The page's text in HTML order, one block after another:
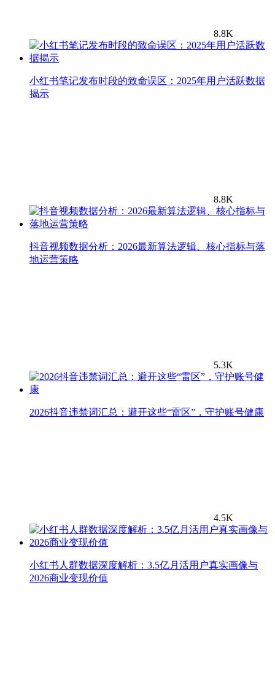
8.8K
小红书笔记发布时段的致命误区：2025年用户活跃数据
揭示
8.8K
抖音视频数据分析：2026最新算法逻辑、核心指标与落
地运营策略
5.3K
2026抖音违禁词汇总：避开这些“雷区”，守护账号健康
4.5K
小红书人群数据深度解析：3.5亿月活用户真实画像与
2026商业变现价值